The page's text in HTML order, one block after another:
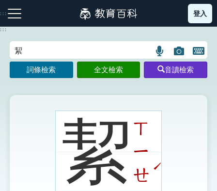
到
主
:::
注音索引圖示 筆畫索引圖示 部首索引表圖示
登入
:::
語
言
搜
示
圖
片
搜
開
鍵
圖
詞條檢索 全文檢索 音讀檢索
絜ㄒ
ㄧ
ㄝ
ˊ